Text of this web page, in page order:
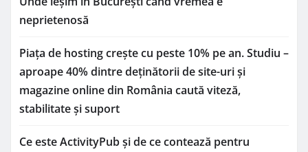
neprietenosă
Piața de hosting crește cu peste 10% pe an. Studiu –
aproape 40% dintre deținătorii de site-uri și
magazine online din România caută viteză,
stabilitate și suport
Ce este ActivityPub și de ce contează pentru